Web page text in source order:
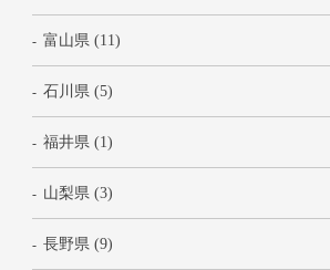
富山県 (11)
石川県 (5)
福井県 (1)
山梨県 (3)
長野県 (9)